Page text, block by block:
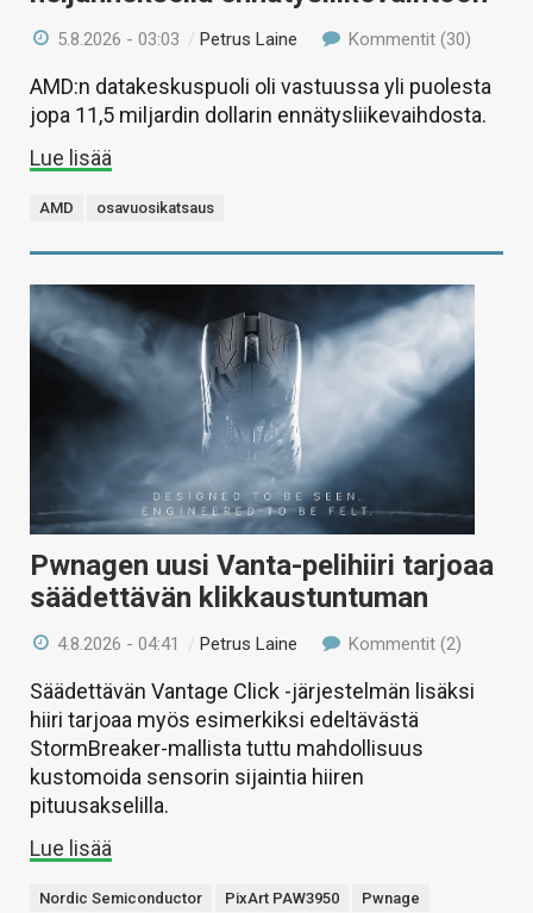
5.8.2026 - 03:03 /Petrus Laine Kommentit (30)
AMD:n datakeskuspuoli oli vastuussa yli puolesta
jopa 11,5 miljardin dollarin ennätysliikevaihdosta.
Lue lisää
AMD osavuosikatsaus
Pwnagen uusi Vanta-pelihiiri tarjoaa
säädettävän klikkaustuntuman
4.8.2026 - 04:41 / Petrus Laine Kommentit (2)
Säädettävän Vantage Click -järjestelmän lisäksi
hiiri tarjoaa myös esimerkiksi edeltävästä
StormBreaker-mallista tuttu mahdollisuus
kustomoida sensorin sijaintia hiiren
pituusakselilla.
Lue lisää
Nordic Semiconductor PixArt PAW3950
Pwnage